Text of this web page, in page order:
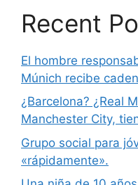
Recent
El hombre
Múnich recibe
¿Barcelona? ¿Real
Manchester City,
Grupo social para
«rápidamente».